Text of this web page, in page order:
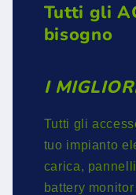
Tutti gli
bisogno
I
Tutti gli
tuo impianto
carica,
battery